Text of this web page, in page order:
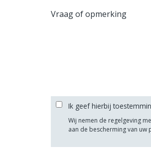
Vraag of opmerking
Ik geef hierbij
Wij nemen de regelgeving
aan de bescherming van uw